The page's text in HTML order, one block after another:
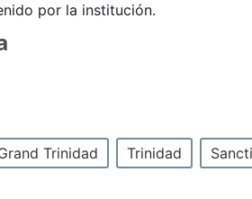
por la institución.
Trinidad Trinidad